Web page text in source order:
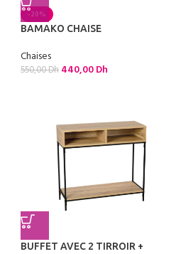
-20%
BAMAKO CHAISE
Chaises
550,00Dh 440,00Dh
BUFFET AVEC 2 TIRROIR +